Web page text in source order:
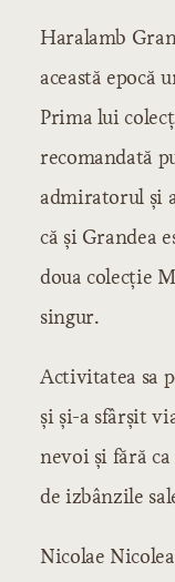
Haralamb
această epocă
Prima lui
recomandată
admiratorul şi
că şi Grandea
doua colecţie
singur.
Activitatea sa
şi şi-a sfârşit
nevoi şi fără
de izbânzile
Nicolae